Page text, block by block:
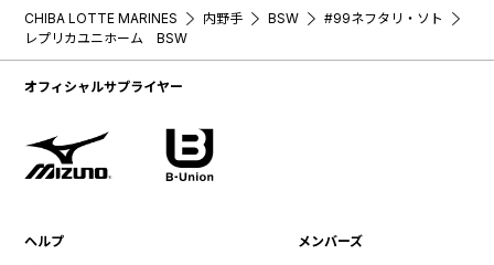
CHIBA LOTTE MARINES 内野手 BSW
#99ネフタリ・ソト
レプリカユニホーム BSW
オフィシャルサプライヤー
ヘルプ メンバーズ